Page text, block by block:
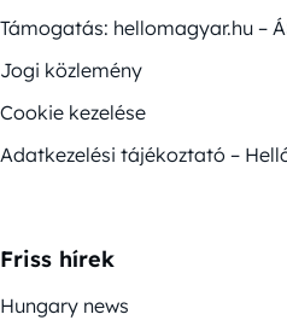
Támogatás: hellomagyar.hu –
Jogi közlemény
Cookie kezelése
Adatkezelési tájékoztató –
Friss hírek
Hungary news